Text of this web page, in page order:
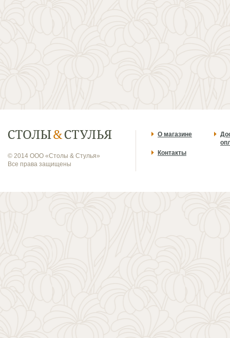
© 2014 ООО «Столы & Стулья»
Все права защищены
О магазине
Контакты